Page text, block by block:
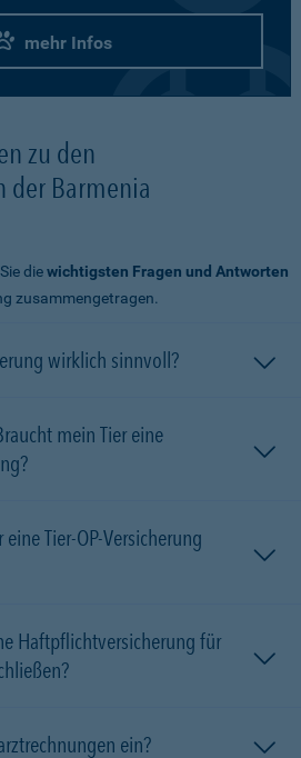
mehr Infos
zu den
der Barmenia
diewichtigsten Fragen und Antworten
zusammengetragen.
wirklich sinnvoll?
mein Tier eine
Tier-OP-Versicherung
Haftpflichtversicherung für
ein?